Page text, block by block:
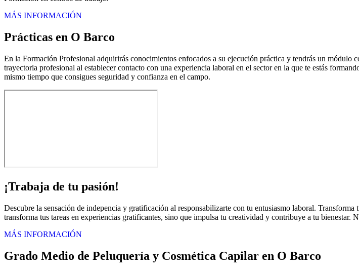
MÁS INFORMACIÓN
Prácticas en O Barco
En la Formación Profesional adquirirás conocimientos enfocados a su ejecución práctica y tendrás un módulo
trayectoria profesional al establecer contacto con una experiencia laboral en el sector en la que te estás
mismo tiempo que consigues seguridad y confianza en el campo.
¡Trabaja de tu pasión!
Descubre la sensación de indepencia y gratificación al responsabilizarte con tu entusiasmo laboral.
transforma tus tareas en experiencias gratificantes, sino que impulsa tu creatividad y contribuye a tu
MÁS INFORMACIÓN
Grado Medio de Peluquería y Cosmética Capilar en O Barco